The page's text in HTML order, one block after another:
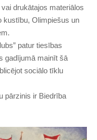
drukātajos materiālos
kustību, Olimpiešus un
patur tiesības
gadījumā mainīt šā
sociālo tīklu
pārzinis ir Biedrība